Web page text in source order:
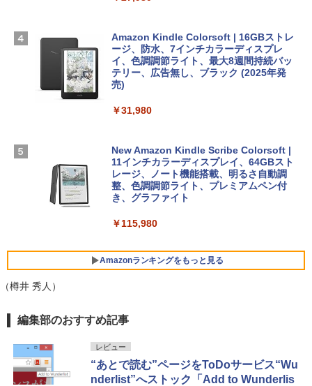
【Amazon.co.jp限定】 HP ノートパソコ
ン 15-fd 15.6インチ 16GBメモリ 512GB
SSD インテル Core 5
￥129,800
FMV ノートパソコン WE1-K3 (MS 365 P
ersonal/Copilotキー搭載/Win 11/15.6型/
Core i5/16GB/SSD 512GB/ホワイト) FM
VWK3E15W_AZ
ラインコード版
￥3,200
ト): Java & Bedrock Edition | オンライ
￥3,600
￥1,292
FM TOWNS ハイパー・カタログ: 本体ハ
ェクトリストと最新エミュレータ紹介
Amazon Kindle Colorsoft | 16GBストレ
ージ、防水、7インチカラーディスプレ
イ、色調調節ライト、最大8週間持続バッ
テリー、広告無し、ブラック (2025年発
売)
￥31,980
New Amazon Kindle Scribe Colorsoft |
11インチカラーディスプレイ、64GBスト
レージ、ノート機能搭載、明るさ自動調
整、色調調節ライト、プレミアムペン付
き、グラファイト
￥115,980
Amazonランキングをもっと見る
（樽井 秀人）
編集部のおすすめ記事
レビュー
“あとで読む”ページをToDoサービス“Wu
nderlist”へストック「Add to Wunderlis